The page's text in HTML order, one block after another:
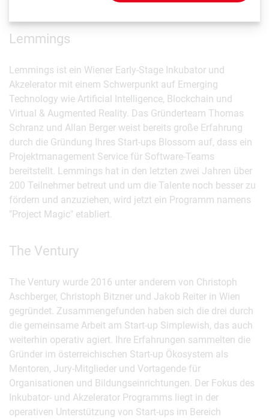
Lemmings
Lemmings ist ein Wiener Early-Stage Inkubator und
Akzelerator mit einem Schwerpunkt auf Emerging
Technology wie Artificial Intelligence, Blockchain und
Virtual & Augmented Reality. Das Gründerteam Thomas
Schranz und Allan Berger weist bereits große Erfahrung
durch die Gründung Ihres Start-ups Blossom auf, dass ein
Projektmanagement Service für Software-Teams
bereitstellt. Lemmings hat in den letzten zwei Jahren über
200 Teilnehmer betreut und um die Talente noch besser zu
fördern und anzuziehen, wird jetzt ein Programm namens
"Project Magic" etabliert.
The Ventury
The Ventury wurde 2016 unter anderem von Christoph
Aschberger, Christoph Bitzner und Jakob Reiter in Wien
gegründet. Zusammengefunden haben sich die drei durch
die gemeinsame Arbeit am Start-up Simplewish, das auch
weiterhin operativ agiert. Ihre Erfahrungen sammelten die
Gründer im österreichischen Start-up Ökosystem als
Mentoren, Jury-Mitglieder und Vortagende für
Organisationen und Bildungseinrichtungen. Der Fokus des
Inkubator- und Akzelerator Programms liegt in der
operativen Unterstützung von Start-ups im Bereich